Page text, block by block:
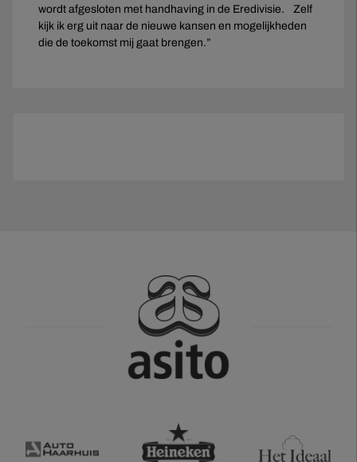
wordt afgesloten met handhaving in de Eredivisie. Zelf
kijk ik erg uit naar de nieuwe kansen en mogelijkheden
die de toekomst mij gaat brengen.”